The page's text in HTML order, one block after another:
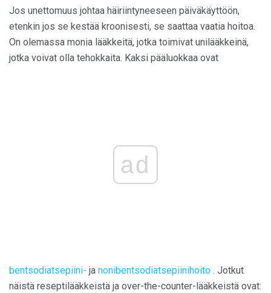
Jos unettomuus johtaa häiriintyneeseen päiväkäyttöön,
etenkin jos se kestää kroonisesti, se saattaa vaatia hoitoa.
On olemassa monia lääkkeitä, jotka toimivat unilääkkeinä,
jotka voivat olla tehokkaita. Kaksi pääluokkaa ovat
ad
bentsodiatsepiini- ja nonibentsodiatsepiinihoito . Jotkut
näistä reseptilääkkeistä ja over-the-counter-lääkkeistä ovat: